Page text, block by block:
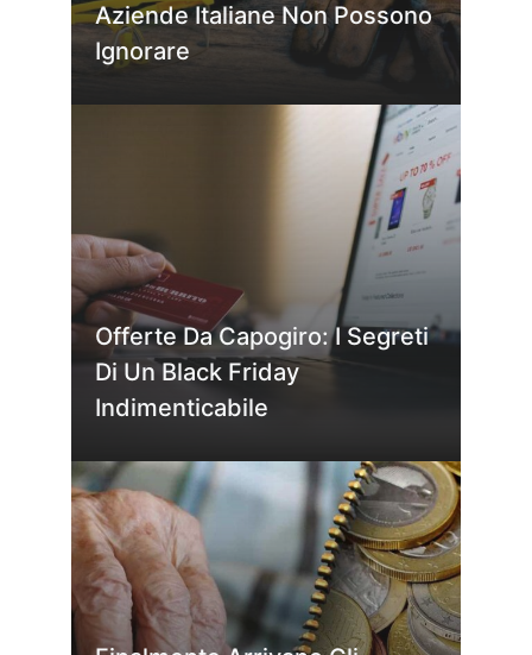
Aziende Italiane Non Possono
Ignorare
Offerte Da Capogiro: I Segreti
Di Un Black Friday
Indimenticabile